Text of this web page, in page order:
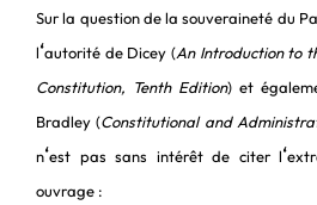
Sur la question de la souveraineté du
l‘autorité de Dicey (An Introduction to
Constitution, Tenth Edition) et
Bradley (Constitutional and
n‘est pas sans intérêt de citer l‘
ouvrage :